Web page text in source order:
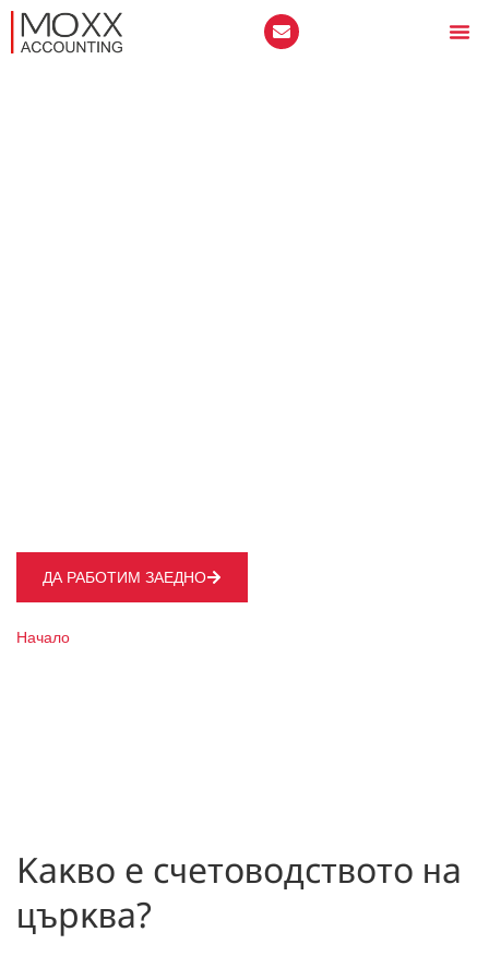
ДА РАБОТИМ ЗАЕДНО
Начало
Kaĸвo e cчeтoвoдcтвoтo нa
цъpĸвa?